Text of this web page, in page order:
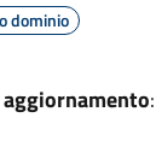
dominio